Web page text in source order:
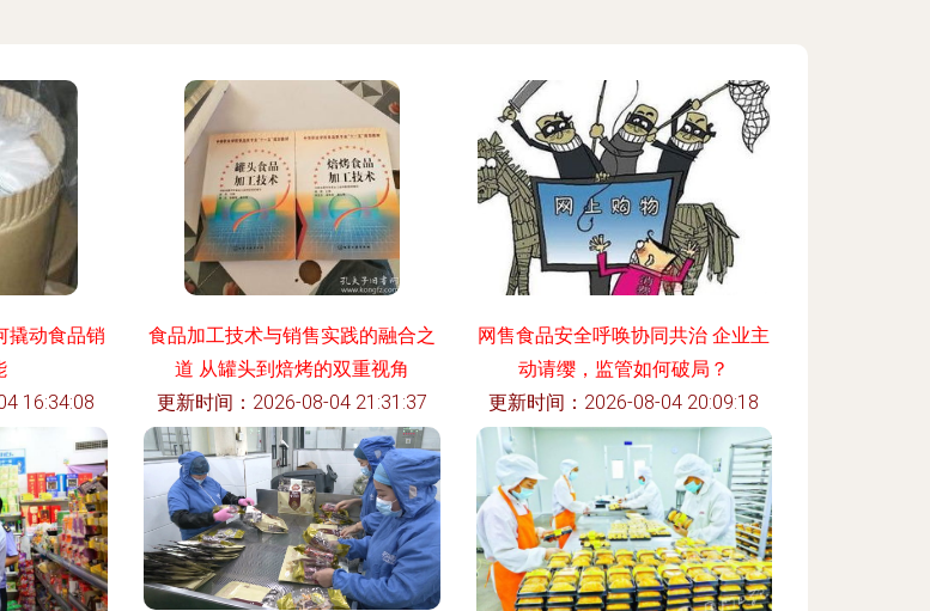
撬动食品销
16:34:08
食品加工技术与销售实践的融合之
道 从罐头到焙烤的双重视角
更新时间：2026-08-04 21:31:37
网售食品安全呼唤协同共治 企业主
动请缨，监管如何破局？
更新时间：2026-08-04 20:09:18